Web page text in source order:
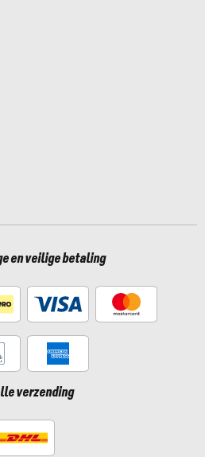
en veilige betaling
verzending